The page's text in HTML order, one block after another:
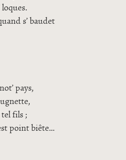
s’ baudet
d’ loques
pays,
fils ;
point biête…